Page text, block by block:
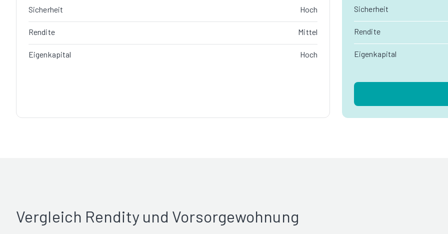
Sicherheit Hoch
Rendite Mittel
Eigenkapital Hoch
Sicherheit
Rendite
Eigenkapital
Vergleich Rendity und Vorsorgewohnung